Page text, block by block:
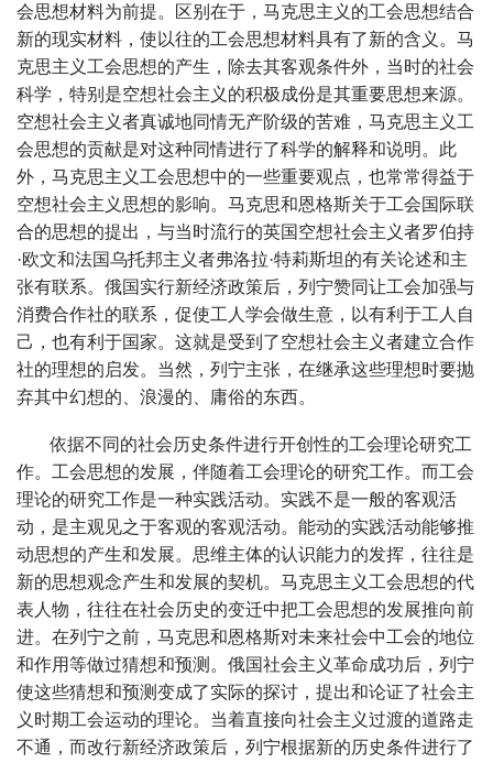
会思想材料为前提。区别在于，马克思主义的工会思想结合
新的现实材料，使以往的工会思想材料具有了新的含义。马
克思主义工会思想的产生，除去其客观条件外，当时的社会
科学，特别是空想社会主义的积极成份是其重要思想来源。
空想社会主义者真诚地同情无产阶级的苦难，马克思主义工
会思想的贡献是对这种同情进行了科学的解释和说明。此
外，马克思主义工会思想中的一些重要观点，也常常得益于
空想社会主义思想的影响。马克思和恩格斯关于工会国际联
合的思想的提出，与当时流行的英国空想社会主义者罗伯持
·欧文和法国乌托邦主义者弗洛拉·特莉斯坦的有关论述和主
张有联系。俄国实行新经济政策后，列宁赞同让工会加强与
消费合作社的联系，促使工人学会做生意，以有利于工人自
己，也有利于国家。这就是受到了空想社会主义者建立合作
社的理想的启发。当然，列宁主张，在继承这些理想时要抛
弃其中幻想的、浪漫的、庸俗的东西。
依据不同的社会历史条件进行开创性的工会理论研究工
作。工会思想的发展，伴随着工会理论的研究工作。而工会
理论的研究工作是一种实践活动。实践不是一般的客观活
动，是主观见之于客观的客观活动。能动的实践活动能够推
动思想的产生和发展。思维主体的认识能力的发挥，往往是
新的思想观念产生和发展的契机。马克思主义工会思想的代
表人物，往往在社会历史的变迁中把工会思想的发展推向前
进。在列宁之前，马克思和恩格斯对未来社会中工会的地位
和作用等做过猜想和预测。俄国社会主义革命成功后，列宁
使这些猜想和预测变成了实际的探讨，提出和论证了社会主
义时期工会运动的理论。当着直接向社会主义过渡的道路走
不通，而改行新经济政策后，列宁根据新的历史条件进行了